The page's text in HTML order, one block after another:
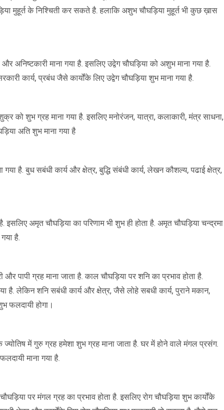
मुहूर्त के निश्चिती कर सकते है. हलाकि अशुभ चौघड़िया मुहूर्त भी कुछ ख़ास
और अनिष्टकारी माना गया है. इसलिए उद्वेग चौघड़िया को अशुभ माना गया है.
कार्य, प्रबंध जैसे कार्योंके लिए उद्वेग चौघड़िया शुभ माना गया है.
को शुभ ग्रह माना गया है. इसलिए मनोरंजन, यात्रा, कलाकारी, मंत्र साधना,
अति शुभ माना गया है
है. बुध सबंधी कार्य और क्षेत्र, बुद्धि संबंधी कार्य, लेखन कौशल्य, पढाई क्षेत्र,
अमृत चौघड़िया का परिणाम भी शुभ ही होता है. अमृत चौघड़िया चन्द्रमा
है.
पापी ग्रह माना जाता है. काल चौघड़िया पर शनि का प्रभाव होता है.
है. लेकिन शनि सबंधी कार्य और क्षेत्र, जैसे लोहे सबधी कार्य, पुराने मकान,
फलदायी होगा।
ज्योतिष में गुरु ग्रह हमेशा शुभ ग्रह माना जाता है. घर में होने वाले मंगल प्रसंग.
माना गया है.
पर मंगल ग्रह का प्रभाव होता है. इसलिए रोग चौघड़िया शुभ कार्योंके